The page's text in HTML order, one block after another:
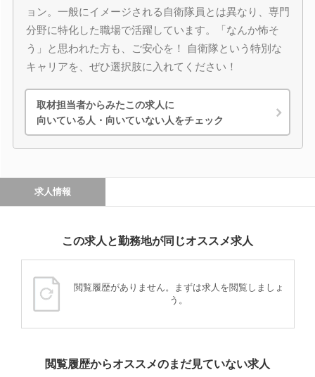
ョン。一般にイメージされる自衛隊員とは異なり、専門
分野に特化した職場で活躍しています。「なんか怖そ
う」と思われた方も、ご安心を！ 自衛隊という特別な
キャリアを、ぜひ選択肢に入れてください！
取材担当者からみたこの求人に
向いている人・向いていない人をチェック
求人情報
この求人と勤務地が同じオススメ求人
閲覧履歴がありません。まずは求人を閲覧しましょ
う。
閲覧履歴からオススメのまだ見ていない求人